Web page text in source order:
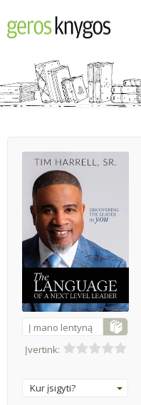
Į mano lentyną
Įvertink:
Kur įsigyti?